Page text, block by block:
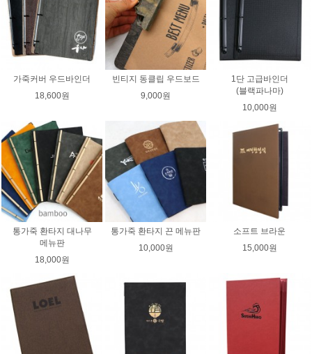
가죽커버 우드바인더
18,600원
빈티지 동클립 우드보드
9,000원
1단 고급바인더
(블랙파나마)
10,000원
통가죽 환타지 대나무
메뉴판
18,000원
통가죽 환타지 끈 메뉴판
10,000원
소프트 브라운
15,000원